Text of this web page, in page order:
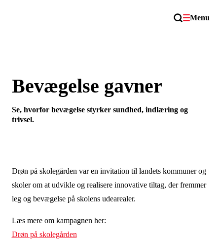
Menu
Bevægelse gavner
Se, hvorfor bevægelse styrker sundhed, indlæring og
trivsel.
Drøn på skolegården var en invitation til landets kommuner og
skoler om at udvikle og realisere innovative tiltag, der fremmer
leg og bevægelse på skolens udearealer.
Læs mere om kampagnen her:
Drøn på skolegården